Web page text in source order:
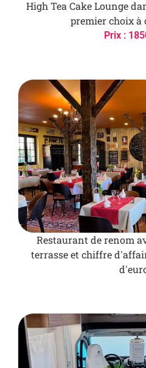
High Tea Cake Lounge
premier choix à
Prix :
Restaurant de renom
terrasse et chiffre